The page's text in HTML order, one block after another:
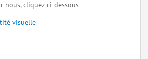
nous, cliquez ci-dessous
visuelle